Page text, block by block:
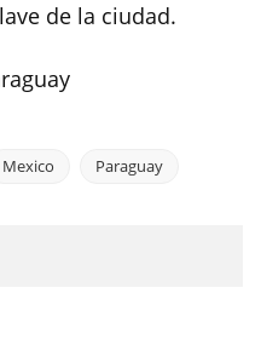
de la ciudad.
Mexico Paraguay